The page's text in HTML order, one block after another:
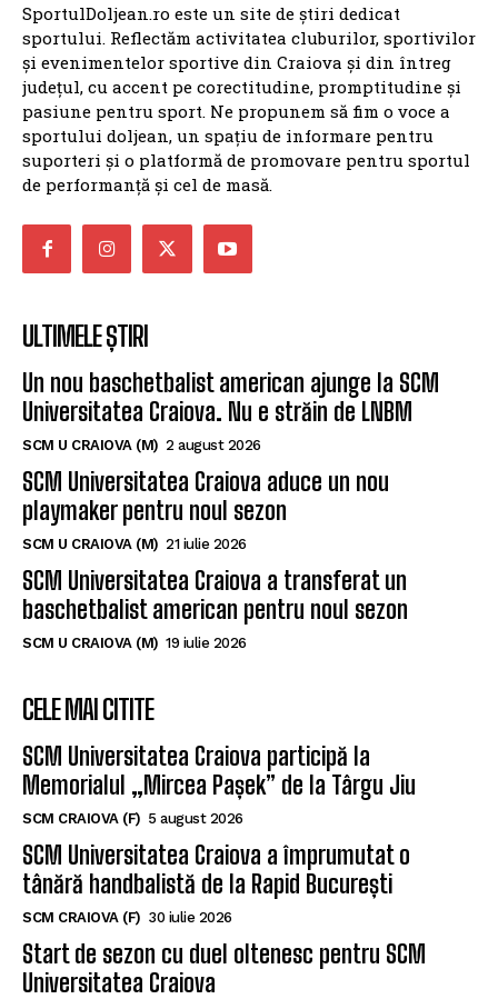
SportulDoljean.ro este un site de știri dedicat
sportului. Reflectăm activitatea cluburilor, sportivilor
și evenimentelor sportive din Craiova și din întreg
județul, cu accent pe corectitudine, promptitudine și
pasiune pentru sport. Ne propunem să fim o voce a
sportului doljean, un spațiu de informare pentru
suporteri și o platformă de promovare pentru sportul
de performanță și cel de masă.
ULTIMELE ȘTIRI
Un nou baschetbalist american ajunge la SCM
Universitatea Craiova. Nu e străin de LNBM
SCM U CRAIOVA (M) 2 august 2026
SCM Universitatea Craiova aduce un nou
playmaker pentru noul sezon
SCM U CRAIOVA (M) 21 iulie 2026
SCM Universitatea Craiova a transferat un
baschetbalist american pentru noul sezon
SCM U CRAIOVA (M) 19 iulie 2026
CELE MAI CITITE
SCM Universitatea Craiova participă la
Memorialul „Mircea Pașek” de la Târgu Jiu
SCM CRAIOVA (F) 5 august 2026
SCM Universitatea Craiova a împrumutat o
tânără handbalistă de la Rapid București
SCM CRAIOVA (F) 30 iulie 2026
Start de sezon cu duel oltenesc pentru SCM
Universitatea Craiova